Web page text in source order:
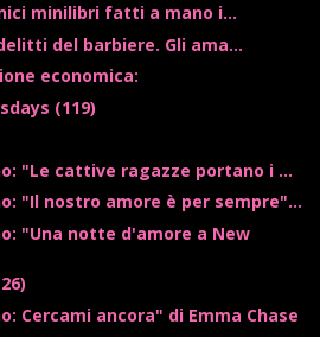
minilibri fatti a mano i...
del barbiere. Gli ama...
economica:
(119)
"Le cattive ragazze portano i ...
"Il nostro amore è per sempre"...
"Una notte d'amore a New
Cercami ancora" di Emma Chase